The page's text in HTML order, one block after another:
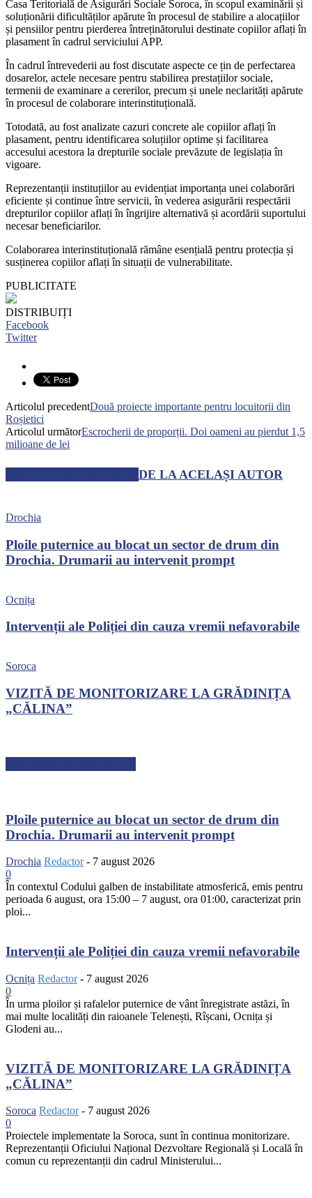
Casa Teritorială de Asigurări Sociale Soroca, în scopul examinării și
soluționării dificultăților apărute în procesul de stabilire a alocațiilor
și pensiilor pentru pierderea întreținătorului destinate copiilor aflați în
plasament în cadrul serviciului APP.
În cadrul întrevederii au fost discutate aspecte ce țin de perfectarea
dosarelor, actele necesare pentru stabilirea prestațiilor sociale,
termenii de examinare a cererilor, precum și unele neclarități apărute
în procesul de colaborare interinstituțională.
Totodată, au fost analizate cazuri concrete ale copiilor aflați în
plasament, pentru identificarea soluțiilor optime și facilitarea
accesului acestora la drepturile sociale prevăzute de legislația în
vigoare.
Reprezentanții instituțiilor au evidențiat importanța unei colaborări
eficiente și continue între servicii, în vederea asigurării respectării
drepturilor copiilor aflați în îngrijire alternativă și acordării suportului
necesar beneficiarilor.
Colaborarea interinstituțională rămâne esențială pentru protecția și
susținerea copiilor aflați în situații de vulnerabilitate.
PUBLICITATE
DISTRIBUIȚI
Facebook
Twitter
Articolul precedentDouă proiecte importante pentru locuitorii din
Roșietici
Articolul următorEscrocherii de proporții. Doi oameni au pierdut 1,5
milioane de lei
DE LA ACELAȘI AUTOR
Drochia
Ploile puternice au blocat un sector de drum din
Drochia. Drumarii au intervenit prompt
Ocnița
Intervenții ale Poliției din cauza vremii nefavorabile
Soroca
VIZITĂ DE MONITORIZARE LA GRĂDINIȚA
„CĂLINA”
Ploile puternice au blocat un sector de drum din
Drochia. Drumarii au intervenit prompt
Drochia Redactor - 7 august 2026
0
În contextul Codului galben de instabilitate atmosferică, emis pentru
perioada 6 august, ora 15:00 – 7 august, ora 01:00, caracterizat prin
ploi...
Intervenții ale Poliției din cauza vremii nefavorabile
Ocnița Redactor - 7 august 2026
0
În urma ploilor și rafalelor puternice de vânt înregistrate astăzi, în
mai multe localități din raioanele Telenești, Rîșcani, Ocnița și
Glodeni au...
VIZITĂ DE MONITORIZARE LA GRĂDINIȚA
„CĂLINA”
Soroca Redactor - 7 august 2026
0
Proiectele implementate la Soroca, sunt în continua monitorizare.
Reprezentanții Oficiului Național Dezvoltare Regională și Locală în
comun cu reprezentanții din cadrul Ministerului...